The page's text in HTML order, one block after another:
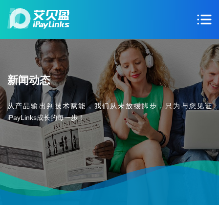
新闻动态
从产品输出到技术赋能，我们从未放缓脚步，只为与您见证
iPayLinks成长的每一步！